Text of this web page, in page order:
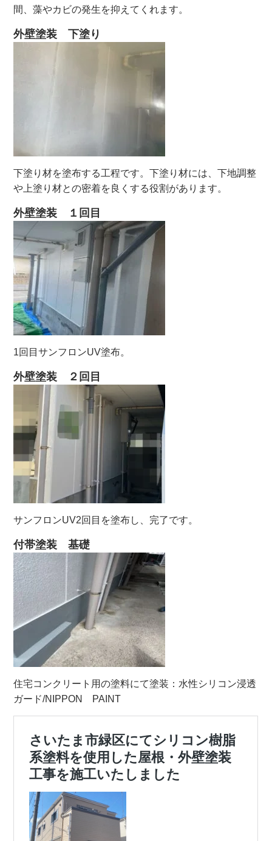
間、藻やカビの発生を抑えてくれます。
外壁塗装 下塗り
下塗り材を塗布する工程です。下塗り材には、下地調整
や上塗り材との密着を良くする役割があります。
外壁塗装 １回目
1回目サンフロンUV塗布。
外壁塗装 ２回目
サンフロンUV2回目を塗布し、完了です。
付帯塗装 基礎
住宅コンクリート用の塗料にて塗装：水性シリコン浸透
ガード/NIPPON PAINT